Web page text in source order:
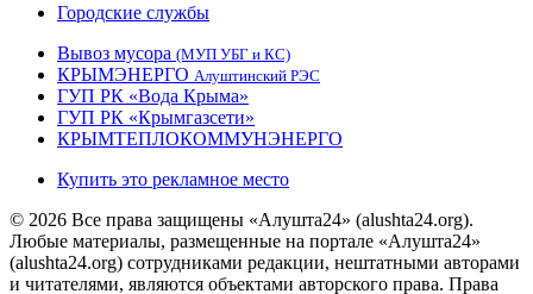
Городские службы
Вывоз мусора (МУП УБГ и КС)
КРЫМЭНЕРГО Алуштинский РЭС
ГУП РК «Вода Крыма»
ГУП РК «Крымгазсети»
КРЫМТЕПЛОКОММУНЭНЕРГО
Купить это рекламное место
© 2026 Все права защищены «Алушта24» (alushta24.org).
Любые материалы, размещенные на портале «Алушта24»
(alushta24.org) сотрудниками редакции, нештатными авторами
и читателями, являются объектами авторского права. Права